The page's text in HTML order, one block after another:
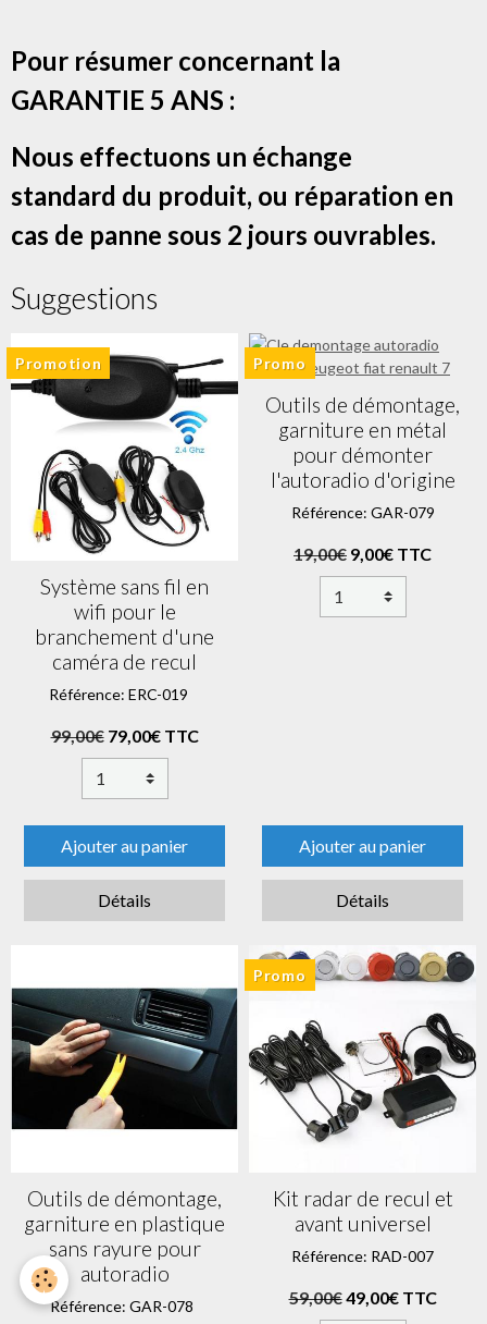
Pour résumer concernant la
GARANTIE 5 ANS :
Nous effectuons un échange
standard du produit, ou réparation en
cas de panne sous 2 jours ouvrables.
Suggestions
Promotion
Système sans fil en
wifi pour le
branchement d'une
caméra de recul
Référence: ERC-019
99,00€ 79,00€ TTC
Ajouter au panier
Détails
Promo
Outils de démontage,
garniture en métal
pour démonter
l'autoradio d'origine
Référence: GAR-079
19,00€ 9,00€ TTC
Ajouter au panier
Détails
Outils de démontage,
garniture en plastique
sans rayure pour
autoradio
Référence: GAR-078
Promo
Kit radar de recul et
avant universel
Référence: RAD-007
59,00€49,00€ TTC